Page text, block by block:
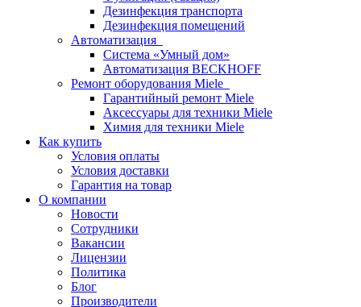
Дезинфекция транспорта
Дезинфекция помещений
Автоматизация
Система «Умный дом»
Автоматизация BECKHOFF
Ремонт оборудования Miele
Гарантийный ремонт Miele
Аксессуары для техники Miele
Химия для техники Miele
Как купить
Условия оплаты
Условия доставки
Гарантия на товар
О компании
Новости
Сотрудники
Вакансии
Лицензии
Политика
Блог
Производители